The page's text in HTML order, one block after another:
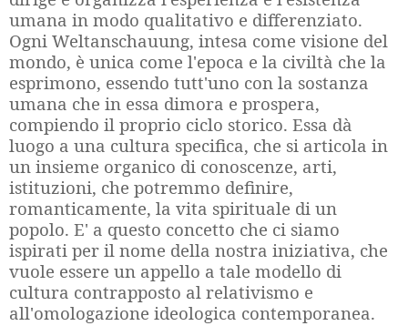
umana in modo qualitativo e differenziato.
Ogni Weltanschauung, intesa come visione del
mondo, è unica come l'epoca e la civiltà che la
esprimono, essendo tutt'uno con la sostanza
umana che in essa dimora e prospera,
compiendo il proprio ciclo storico. Essa dà
luogo a una cultura specifica, che si articola in
un insieme organico di conoscenze, arti,
istituzioni, che potremmo definire,
romanticamente, la vita spirituale di un
popolo. E' a questo concetto che ci siamo
ispirati per il nome della nostra iniziativa, che
vuole essere un appello a tale modello di
cultura contrapposto al relativismo e
all'omologazione ideologica contemporanea.